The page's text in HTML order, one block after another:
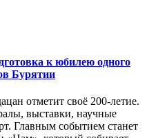
к юбилею одного
Бурятии
отметит своё 200-летие.
выставки, научные
Главным событием станет